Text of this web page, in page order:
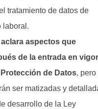
tratamiento de datos de
laboral.
aclara aspectos que
de la entrada en vigor
de Datos, pero
ser matizadas y
desarrollo de la Ley